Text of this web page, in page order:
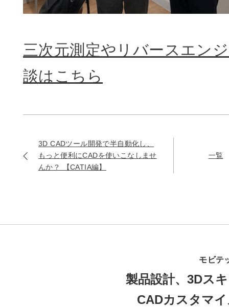
三次元測定やリバースエン
談はこちら
3D CADツール開発で半自動化し、
もっと便利にCADを使いこなしませ
んか？ 【CATIA編】
一覧
モビテ
製品設計、3Dス
CADカスタマ